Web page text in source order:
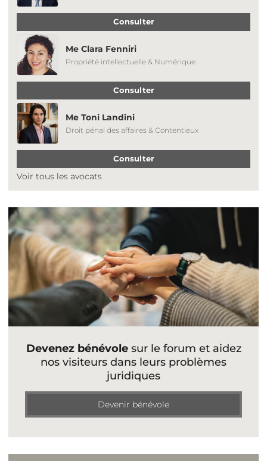
Consulter
Me Clara Fenniri
Propriété intellectuelle & Numérique
Consulter
Me Toni Landini
Droit pénal des affaires & Contentieux
Consulter
Voir tous les avocats
Devenez bénévolesur le forum et aidez
nos visiteurs dans leurs problèmes
juridiques
Devenir bénévole